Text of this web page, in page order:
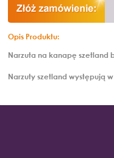
Opis Produktu:
Narzuta na kanapę szetland
Narzuty szetland występują